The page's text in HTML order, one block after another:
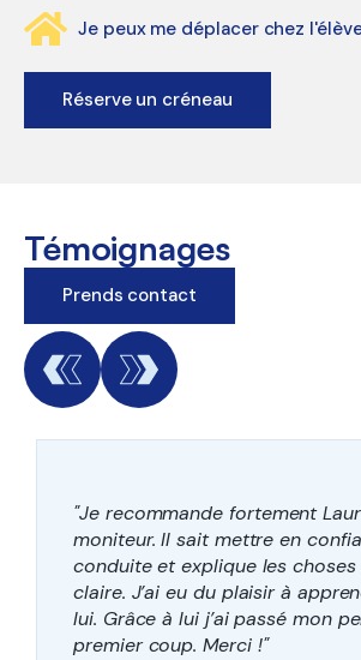
Je peux me déplacer chez
Réserve un créneau
Témoignages
Prends contact
"Je recommande fortement
moniteur. Il sait mettre en
conduite et explique les
claire. J’ai eu du plaisir à
lui. Grâce à lui j’ai passé mon
premier coup. Merci !"